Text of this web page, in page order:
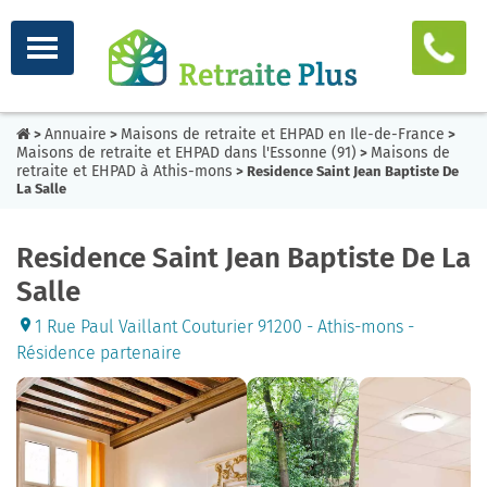
> Annuaire > Maisons de retraite et EHPAD en Ile-de-France >
Maisons de retraite et EHPAD dans l'Essonne (91) > Maisons de
retraite et EHPAD à Athis-mons > Residence Saint Jean Baptiste De
La Salle
Residence Saint Jean Baptiste De La
Salle
1 Rue Paul Vaillant Couturier 91200 - Athis-mons -
Résidence partenaire